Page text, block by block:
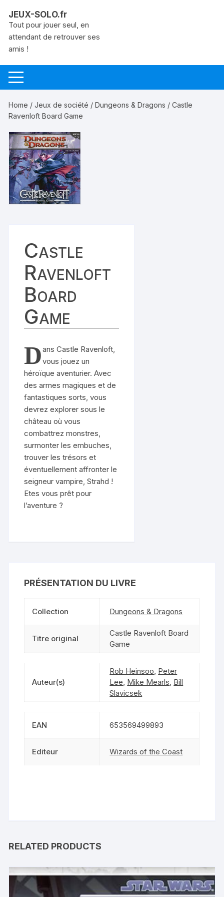
contenu
JEUX-SOLO.fr
Tout pour jouer seul, en
attendant de retrouver ses
amis !
Home /Jeux de société /Dungeons & Dragons / Castle
Ravenloft Board Game
Castle
Ravenloft
Board
Game
Dans Castle Ravenloft,
vous jouez un
héroïque aventurier. Avec
des armes magiques et de
fantastiques sorts, vous
devrez explorer sous le
château où vous
combattrez monstres,
surmonter les embuches,
trouver les trésors et
éventuellement affronter le
seigneur vampire, Strahd !
Etes vous prêt pour
l’aventure ?
PRÉSENTATION DU LIVRE
Collection Dungeons & Dragons
Titre original
Castle Ravenloft Board
Game
Auteur(s)
Rob Heinsoo Peter
Lee Mike Mearls Bill
Slavicsek
EAN 653569499893
Editeur Wizards of the Coast
RELATED PRODUCTS